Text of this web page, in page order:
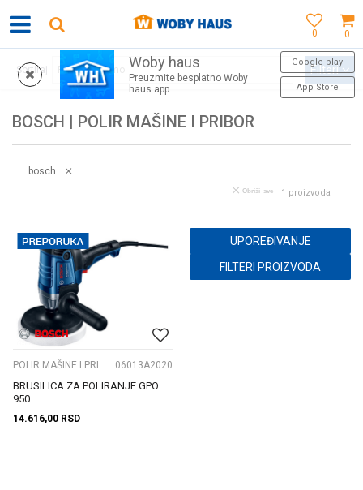
0
0
Woby haus
Preuzmite besplatno Woby
haus app
Google play
App Store
SIGURNO PLAĆANJE PLATNIM KARTICAMA
BOSCH | POLIR MAŠINE I PRIBOR
Sortiraj Filteri
bosch
1 proizvoda
Obriši sve
06013A2020
BRUSILICA ZA POLIRANJE GPO
950
14.616,00 RSD
UPOREĐIVANJE
FILTERI PROIZVODA